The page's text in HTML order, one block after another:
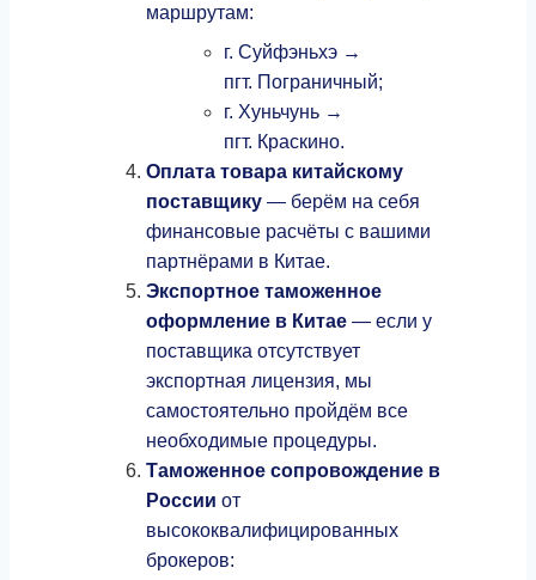
маршрутам:
г. Суйфэньхэ →
пгт. Пограничный;
г. Хуньчунь →
пгт. Краскино.
Оплата товара китайскому
поставщику — берём на себя
финансовые расчёты с вашими
партнёрами в Китае.
Экспортное таможенное
оформление в Китае — если у
поставщика отсутствует
экспортная лицензия, мы
самостоятельно пройдём все
необходимые процедуры.
Таможенное сопровождение в
России от
высококвалифицированных
брокеров: